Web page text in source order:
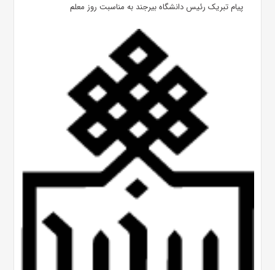
پیام تبریک رئیس دانشگاه بیرجند به مناسبت روز معلم